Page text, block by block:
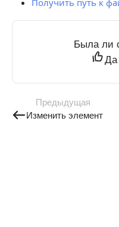
Получить путь к
Была ли
Да
Предыдущая
Изменить элемент